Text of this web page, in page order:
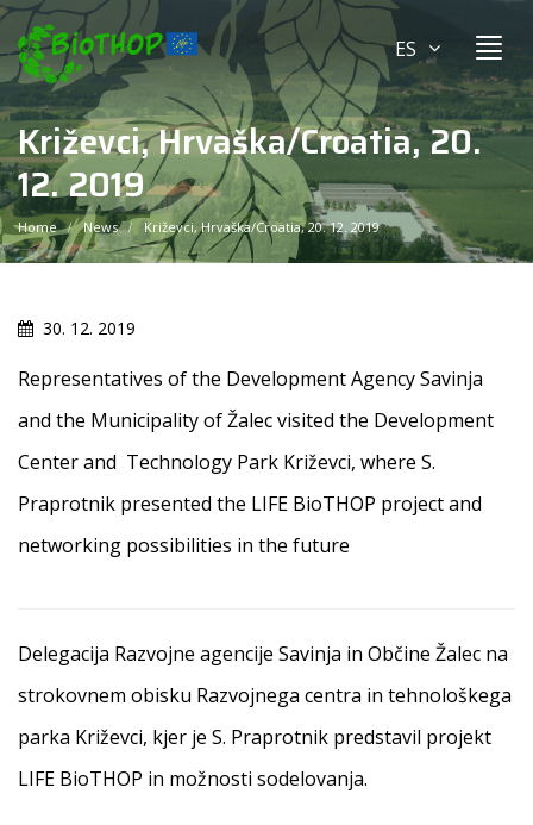
ES
Križevci, Hrvaška/Croatia, 20.
12. 2019
Home News Križevci, Hrvaška/Croatia, 20. 12. 2019
30. 12. 2019
Representatives of the Development Agency Savinja
and the Municipality of Žalec visited the Development
Center and Technology Park Križevci, where S.
Praprotnik presented the LIFE BioTHOP project and
networking possibilities in the future
Delegacija Razvojne agencije Savinja in Občine Žalec na
strokovnem obisku Razvojnega centra in tehnološkega
parka Križevci, kjer je S. Praprotnik predstavil projekt
LIFE BioTHOP in možnosti sodelovanja.